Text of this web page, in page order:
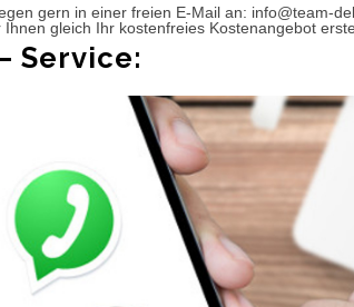
gern in einer freien E-Mail an: info@team-
gleich Ihr kostenfreies Kostenangebot
Service: